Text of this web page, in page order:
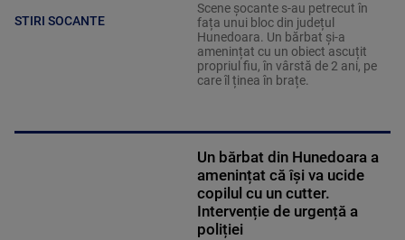
STIRI SOCANTE
Scene șocante s-au petrecut în
fața unui bloc din județul
Hunedoara. Un bărbat și-a
amenințat cu un obiect ascuțit
propriul fiu, în vârstă de 2 ani, pe
care îl ținea în brațe.
Un bărbat din Hunedoara a
amenințat că își va ucide
copilul cu un cutter.
Intervenție de urgență a
poliției